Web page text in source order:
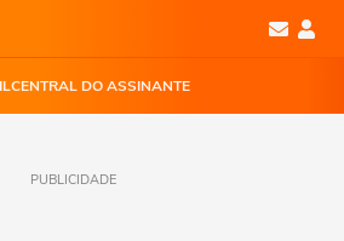
CENTRAL DO ASSINANTE
PUBLICIDADE